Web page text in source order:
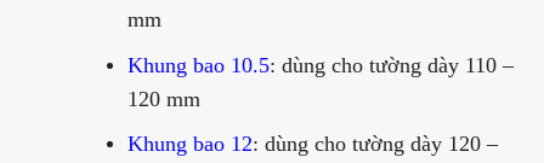
mm
Khung bao 10.5: dùng cho tường dày 110 –
120 mm
Khung bao 12: dùng cho tường dày 120 –